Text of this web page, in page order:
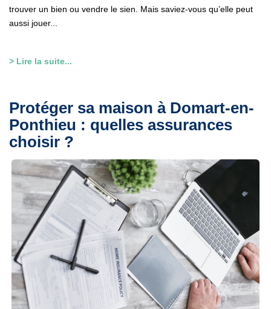
trouver un bien ou vendre le sien. Mais saviez-vous qu’elle peut
aussi jouer...
> Lire la suite...
Protéger sa maison à Domart-en-
Ponthieu : quelles assurances
choisir ?